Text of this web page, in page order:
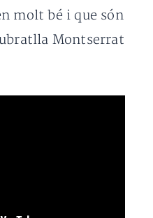
molt bé i que són
Montserrat